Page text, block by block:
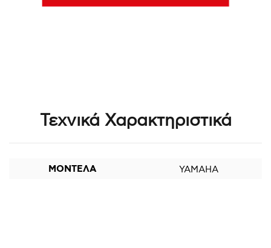
Τεχνικά Χαρακτηριστικά
ΜΟΝΤΕΛΑ YAMAHA